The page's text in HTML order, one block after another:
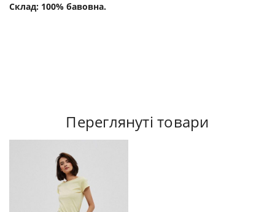
Склад: 100% бавовна.
Переглянуті товари